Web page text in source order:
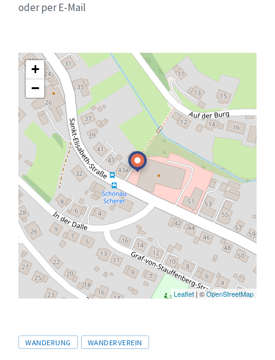
oder per E-Mail
+
−
Leaflet | ©OpenStreetMap
Tags
WANDERUNG WANDERVEREIN